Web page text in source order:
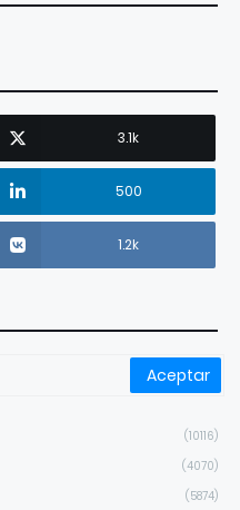
3.1k
500
1.2k
(10116)
(4070)
(5874)